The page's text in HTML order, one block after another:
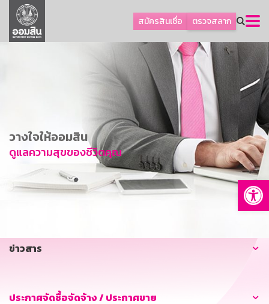
สมัครสินเชื่อ ตรวจสลาก
ลูกค้าธุรกิจ
ลูกค้าผู้ประกอบรายย่อย
การพัฒนาที่ยั่งยืน
ข่าวสาร
บริการทางการเงิน
อื่นๆ
วางใจให้ออมสิน
ดูแลความสุขของชีวิตคุณ
ข่าวสาร
ประกาศจัดซื้อจัดจ้าง / ประกาศขาย